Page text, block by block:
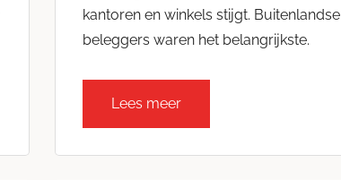
kantoren en winkels stijgt. Buitenlandse
beleggers waren het belangrijkste.
Lees meer